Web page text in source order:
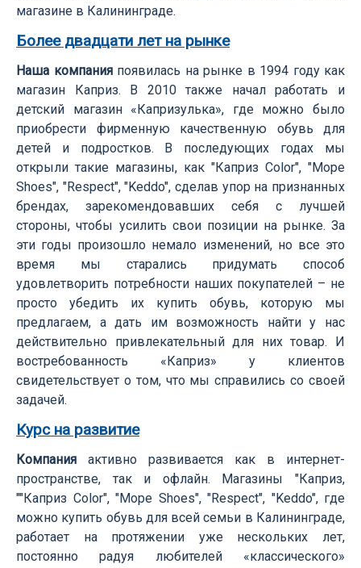
магазине в Калининграде.
Более двадцати лет на рынке
Наша компанияпоявилась на рынке в 1994 году как
магазин Каприз. В 2010 также начал работать и
детский магазин «Капризулька», где можно было
приобрести фирменную качественную обувь для
детей и подростков. В последующих годах мы
открыли такие магазины, как "Каприз Color", "Море
Shoes", "Respect", "Keddo", сделав упор на признанных
брендах, зарекомендовавших себя с лучшей
стороны, чтобы усилить свои позиции на рынке. За
эти годы произошло немало изменений, но все это
время мы старались придумать способ
удовлетворить потребности наших покупателей – не
просто убедить их купить обувь, которую мы
предлагаем, а дать им возможность найти у нас
действительно привлекательный для них товар. И
востребованность «Каприз» у клиентов
свидетельствует о том, что мы справились со своей
задачей.
Курс на развитие
Компания активно развивается как в интернет-
пространстве, так и офлайн. Магазины "Каприз,
""Каприз Color", "Море Shoes", "Respect", "Keddo", где
можно купить обувь для всей семьи в Калининграде,
работает на протяжении уже нескольких лет,
постоянно радуя любителей «классического»